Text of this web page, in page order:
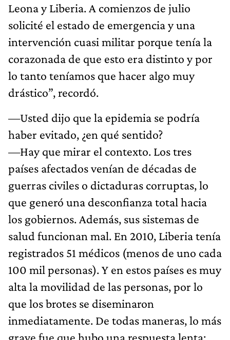
Leona y Liberia. A comienzos de julio
solicité el estado de emergencia y una
intervención cuasi militar porque tenía la
corazonada de que esto era distinto y por
lo tanto teníamos que hacer algo muy
drástico”, recordó.
—Usted dijo que la epidemia se podría
haber evitado, ¿en qué sentido?
—Hay que mirar el contexto. Los tres
países afectados venían de décadas de
guerras civiles o dictaduras corruptas, lo
que generó una desconfianza total hacia
los gobiernos. Además, sus sistemas de
salud funcionan mal. En 2010, Liberia tenía
registrados 51 médicos (menos de uno cada
100 mil personas). Y en estos países es muy
alta la movilidad de las personas, por lo
que los brotes se diseminaron
inmediatamente. De todas maneras, lo más
grave fue que hubo una respuesta lenta: